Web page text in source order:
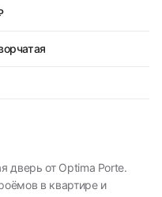
дверь от Optima Porte.
в квартире и